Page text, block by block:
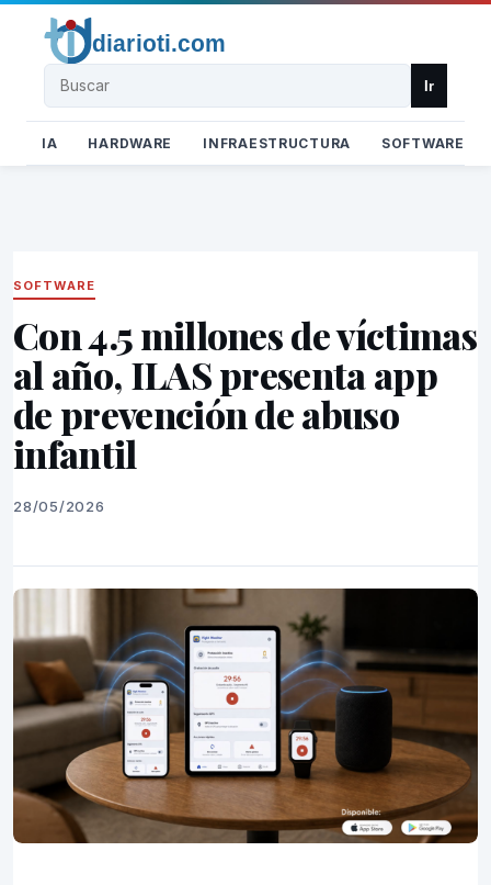
Buscar Ir
IA HARDWARE INFRAESTRUCTURA SOFTWARE
SOFTWARE
Con 4.5 millones de víctimas
al año, ILAS presenta app
de prevención de abuso
infantil
28/05/2026